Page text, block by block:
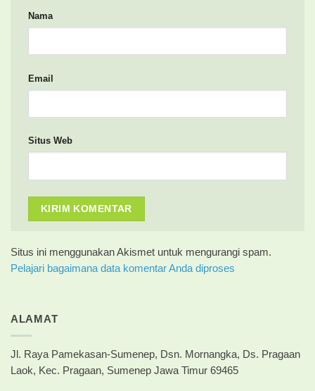
Nama
Email
Situs Web
Situs ini menggunakan Akismet untuk mengurangi spam.
Pelajari bagaimana data komentar Anda diproses
ALAMAT
Jl. Raya Pamekasan-Sumenep, Dsn. Mornangka, Ds. Pragaan
Laok, Kec. Pragaan, Sumenep Jawa Timur 69465